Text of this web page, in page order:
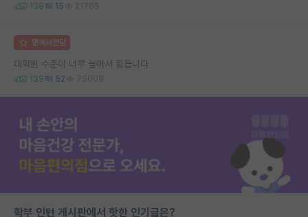
138 15 21765
명예의전당
대학원 수준이 너무 높아서 힘듭니다
139 52 75009
학부 인턴 게시판에서 핫한 인기글은?